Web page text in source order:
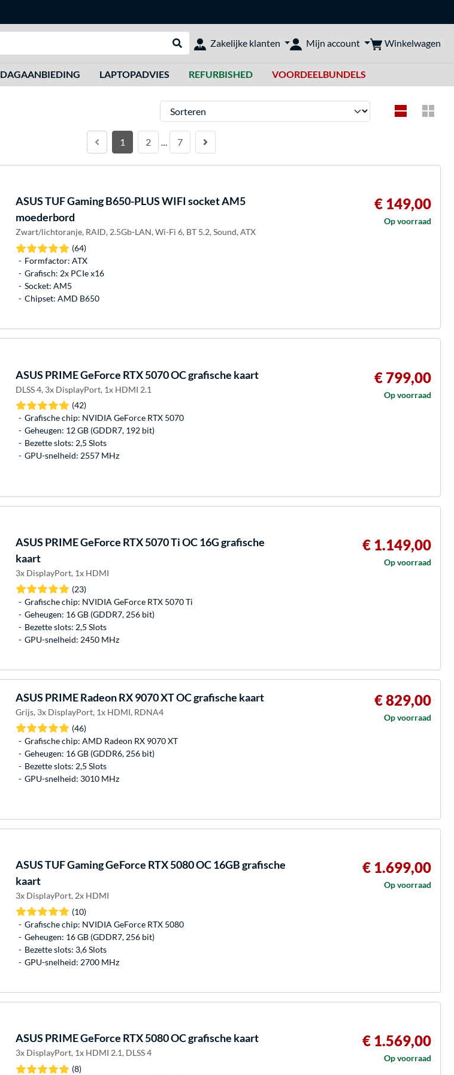
Webshop doorzoeken
Zakelijke klanten Mijn account Winkelwagen
DAGAANBIEDING LAPTOPADVIES REFURBISHED VOORDEELBUNDELS
Sorteren
1 2 … 7
ASUSTUF Gaming B650-PLUS WIFI socket AM5
moederbord
Zwart/lichtoranje, RAID, 2.5Gb-LAN, Wi-Fi 6, BT 5.2, Sound, ATX
(64)
Formfactor: ATX
Grafisch: 2x PCIe x16
Socket: AM5
Chipset: AMD B650
€ 149,00
Op voorraad
ASUS PRIME GeForce RTX 5070 OC grafische kaart
DLSS 4, 3x DisplayPort, 1x HDMI 2.1
(42)
Grafische chip: NVIDIA GeForce RTX 5070
Geheugen: 12 GB (GDDR7, 192 bit)
Bezette slots: 2,5 Slots
GPU-snelheid: 2557 MHz
€ 799,00
Op voorraad
ASUS PRIME GeForce RTX 5070 Ti OC 16G grafische
kaart
3x DisplayPort, 1x HDMI
(23)
Grafische chip: NVIDIA GeForce RTX 5070 Ti
Geheugen: 16 GB (GDDR7, 256 bit)
Bezette slots: 2,5 Slots
GPU-snelheid: 2450 MHz
€ 1.149,00
Op voorraad
ASUS PRIME Radeon RX 9070 XT OC grafische kaart
Grijs, 3x DisplayPort, 1x HDMI, RDNA4
(46)
Grafische chip: AMD Radeon RX 9070 XT
Geheugen: 16 GB (GDDR6, 256 bit)
Bezette slots: 2,5 Slots
GPU-snelheid: 3010 MHz
€ 829,00
Op voorraad
ASUSTUF Gaming GeForce RTX 5080 OC 16GB grafische
kaart
3x DisplayPort, 2x HDMI
(10)
Grafische chip: NVIDIA GeForce RTX 5080
Geheugen: 16 GB (GDDR7, 256 bit)
Bezette slots: 3,6 Slots
GPU-snelheid: 2700 MHz
€ 1.699,00
Op voorraad
ASUS PRIME GeForce RTX 5080 OC grafische kaart
3x DisplayPort, 1x HDMI 2.1, DLSS 4
(8)
€ 1.569,00
Op voorraad